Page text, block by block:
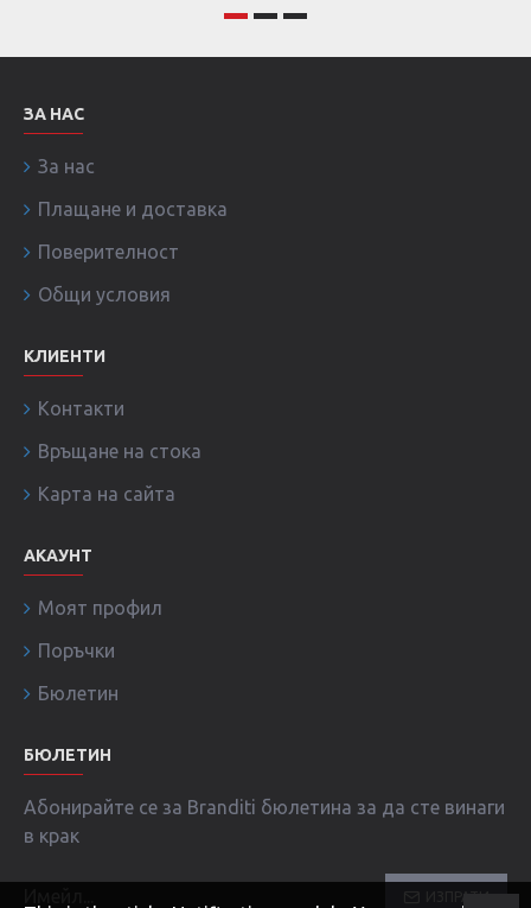
ЗА НАС
За нас
Плащане и доставка
Поверителност
Общи условия
КЛИЕНТИ
Контакти
Връщане на стока
Карта на сайта
АКАУНТ
Моят профил
Поръчки
Бюлетин
БЮЛЕТИН
Абонирайте се за Branditi бюлетина за да сте винаги
в крак
ИЗПРАТИ